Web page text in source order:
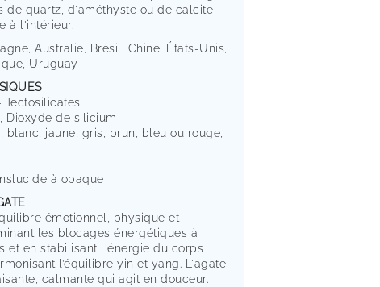
de quartz, d'améthyste ou de calcite
à l'intérieur.
Australie, Brésil, Chine, États-Unis,
Uruguay
Tectosilicates
Dioxyde de silicium
blanc, jaune, gris, brun, bleu ou rouge,
à opaque
émotionnel, physique et
les blocages énergétiques à
et en stabilisant l'énergie du corps
l’équilibre yin et yang. L'agate
calmante qui agit en douceur.